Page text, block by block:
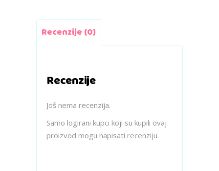
Recenzije (0)
Recenzije
Još nema recenzija.
Samo logirani kupci koji su kupili ovaj
proizvod mogu napisati recenziju.